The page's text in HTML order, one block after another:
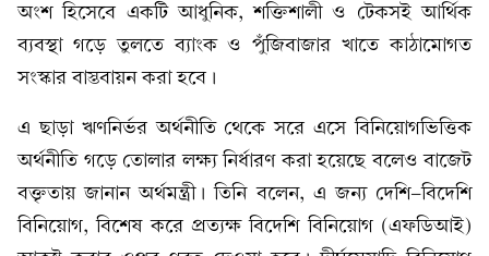
অংশ হিসেবে একটি আধুনিক, শক্তিশালী ও টেকসই আর্থিক
ব্যবস্থা গড়ে তুলতে ব্যাংক ও পুঁজিবাজার খাতে কাঠামোগত
সংস্কার বাস্তবায়ন করা হবে।
এ ছাড়া ঋণনির্ভর অর্থনীতি থেকে সরে এসে বিনিয়োগভিত্তিক
অর্থনীতি গড়ে তোলার লক্ষ্য নির্ধারণ করা হয়েছে বলেও বাজেট
বক্তৃতায় জানান অর্থমন্ত্রী। তিনি বলেন, এ জন্য দেশি-বিদেশি
বিনিয়োগ, বিশেষ করে প্রত্যক্ষ বিদেশি বিনিয়োগ (এফডিআই)